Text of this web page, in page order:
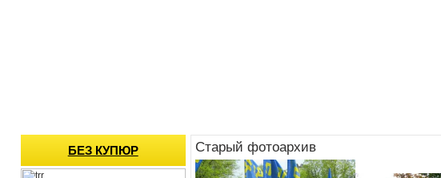
Старый фотоархив
БЕЗ КУПЮР